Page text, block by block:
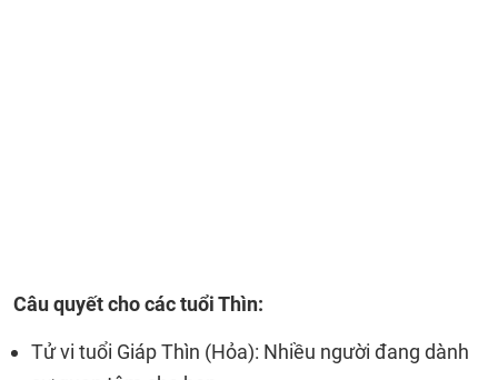
Câu quyết cho các tuổi Thìn:
Tử vi tuổi Giáp Thìn (Hỏa): Nhiều người đang dành